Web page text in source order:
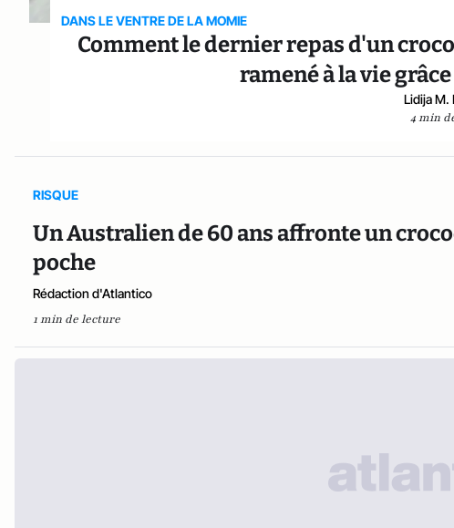
DANS LE VENTRE DE LA MOMIE
Comment le dernier repas d'un
ramené à la vie
Lidija
4 min
RISQUE
Un Australien de 60 ans affronte un
poche
Rédaction d'Atlantico
1 min de lecture